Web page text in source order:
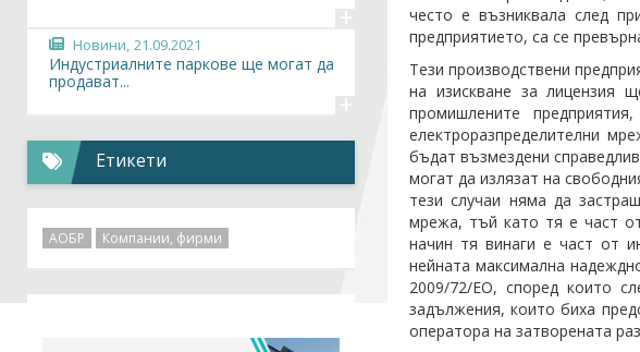
често е възниквала след
предприятието, са се
Тези производствени
на изискване за лицензия
промишлените
електроразпределителни
бъдат възмездени
могат да излязат на
тези случаи няма да
мрежа, тъй като тя е част
начин тя винаги е част от
нейната максимална
2009/72/ЕО, според които
задължения, които биха
оператора на затворената
+
Новини, 21.09.2021
Индустриалните паркове ще могат да
продават...
+
Етикети
АОБР Компании, фирми